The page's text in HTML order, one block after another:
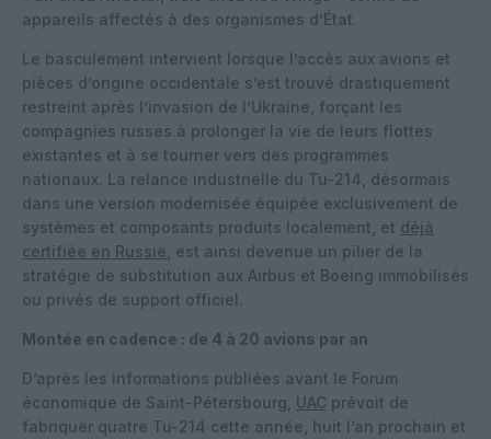
appareils affectés à des organismes d’État.
Le basculement intervient lorsque l’accès aux avions et
pièces d’origine occidentale s’est trouvé drastiquement
restreint après l’invasion de l’Ukraine, forçant les
compagnies russes à prolonger la vie de leurs flottes
existantes et à se tourner vers des programmes
nationaux. La relance industrielle du Tu-214, désormais
dans une version modernisée équipée exclusivement de
systèmes et composants produits localement, et déjà
certifiée en Russie , est ainsi devenue un pilier de la
stratégie de substitution aux Airbus et Boeing immobilisés
ou privés de support officiel.
Montée en cadence : de 4 à 20 avions par an
D’après les informations publiées avant le Forum
économique de Saint-Pétersbourg, UAC prévoit de
fabriquer quatre Tu-214 cette année, huit l’an prochain et